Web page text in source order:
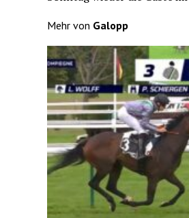
Mehr von Galopp